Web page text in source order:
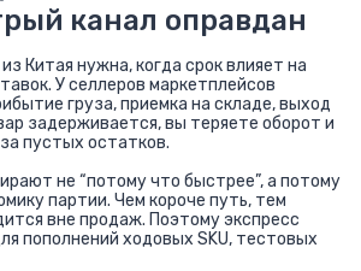
канал оправдан
Китая нужна, когда срок влияет на
У селлеров маркетплейсов
груза, приемка на складе, выход
задерживается, вы теряете оборот и
пустых остатков.
не “потому что быстрее”, а потому
партии. Чем короче путь, тем
вне продаж. Поэтому экспресс
пополнений ходовых SKU, тестовых